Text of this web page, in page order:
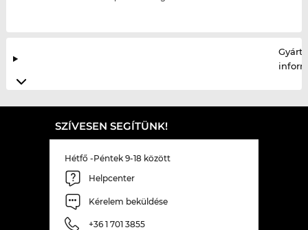
SZÍVESEN SEGÍTÜNK!
Hétfő -Péntek 9-18 között
Helpcenter
Kérelem beküldése
+36 1 701 3855